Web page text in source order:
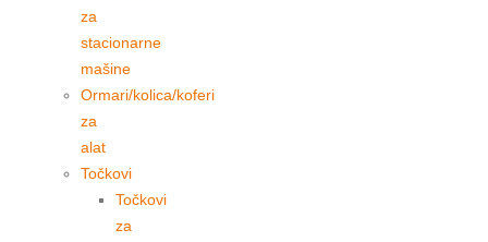
za
stacionarne
mašine
Ormari/kolica/koferi
za
alat
Točkovi
Točkovi
za